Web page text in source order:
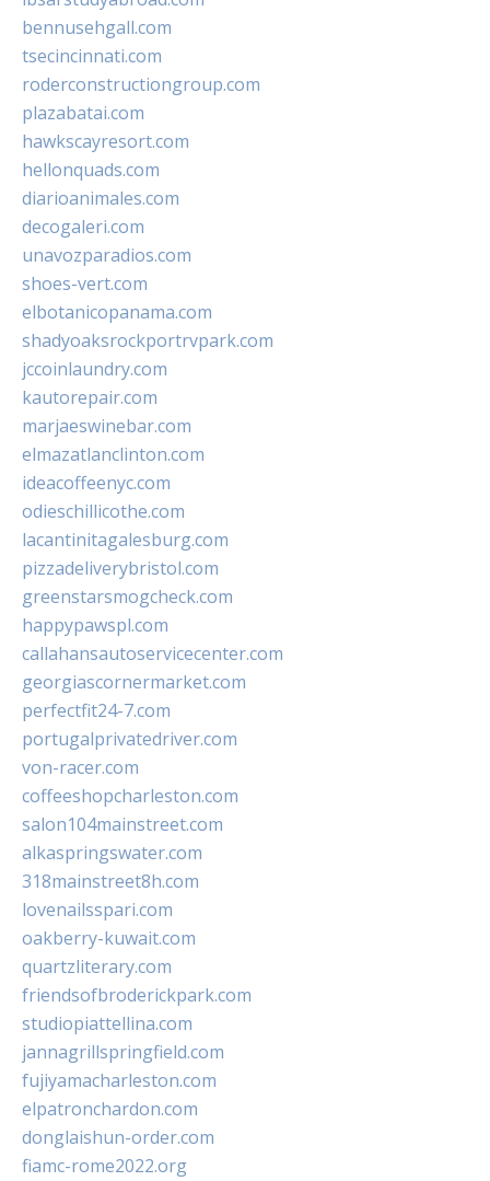
bennusehgall.com
tsecincinnati.com
roderconstructiongroup.com
plazabatai.com
hawkscayresort.com
hellonquads.com
diarioanimales.com
decogaleri.com
unavozparadios.com
shoes-vert.com
elbotanicopanama.com
shadyoaksrockportrvpark.com
jccoinlaundry.com
kautorepair.com
marjaeswinebar.com
elmazatlanclinton.com
ideacoffeenyc.com
odieschillicothe.com
lacantinitagalesburg.com
pizzadeliverybristol.com
greenstarsmogcheck.com
happypawspl.com
callahansautoservicecenter.com
georgiascornermarket.com
perfectfit24-7.com
portugalprivatedriver.com
von-racer.com
coffeeshopcharleston.com
salon104mainstreet.com
alkaspringswater.com
318mainstreet8h.com
lovenailsspari.com
oakberry-kuwait.com
quartzliterary.com
friendsofbroderickpark.com
studiopiattellina.com
jannagrillspringfield.com
fujiyamacharleston.com
elpatronchardon.com
donglaishun-order.com
fiamc-rome2022.org